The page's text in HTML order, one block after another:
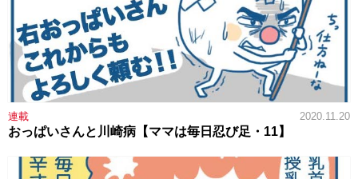
連載 2020.11.20
おっぱいさんと川崎病【ママは毎日忍び足・11】